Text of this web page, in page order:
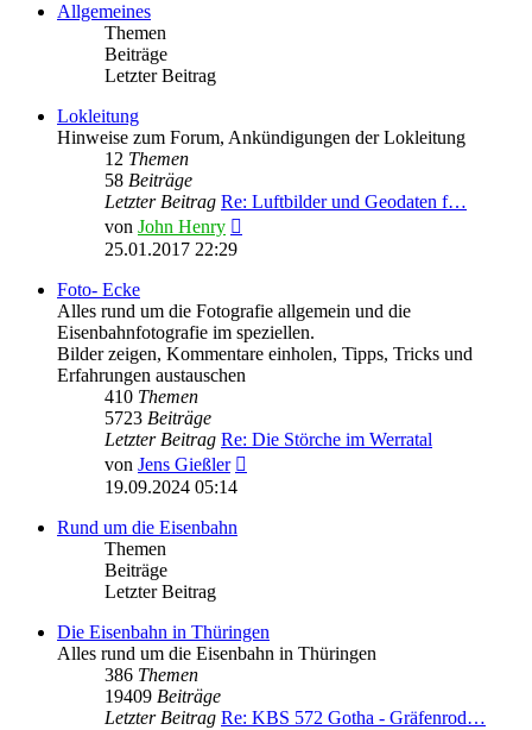
Allgemeines
Themen
Beiträge
Letzter Beitrag
Lokleitung
Hinweise zum Forum, Ankündigungen der Lokleitung
12 Themen
58 Beiträge
Letzter Beitrag Re: Luftbilder und Geodaten f…
von John Henry
25.01.2017 22:29
Foto- Ecke
Alles rund um die Fotografie allgemein und die
Eisenbahnfotografie im speziellen.
Bilder zeigen, Kommentare einholen, Tipps, Tricks und
Erfahrungen austauschen
410 Themen
5723 Beiträge
Letzter Beitrag Re: Die Störche im Werratal
von Jens Gießler
19.09.2024 05:14
Rund um die Eisenbahn
Themen
Beiträge
Letzter Beitrag
Die Eisenbahn in Thüringen
Alles rund um die Eisenbahn in Thüringen
386 Themen
19409 Beiträge
Letzter Beitrag Re: KBS 572 Gotha - Gräfenrod…